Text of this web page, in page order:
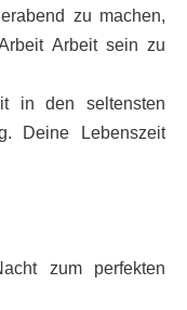
zu machen,
Arbeit sein zu
in den seltensten
Deine Lebenszeit
zum perfekten